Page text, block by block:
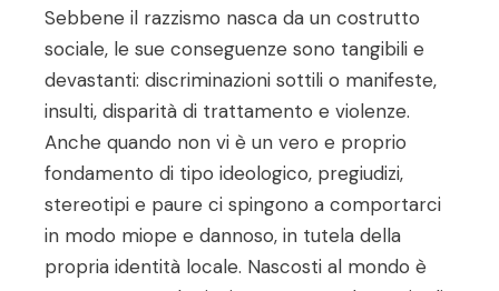
Sebbene il razzismo nasca da un costrutto
sociale, le sue conseguenze sono tangibili e
devastanti: discriminazioni sottili o manifeste,
insulti, disparità di trattamento e violenze.
Anche quando non vi è un vero e proprio
fondamento di tipo ideologico, pregiudizi,
stereotipi e paure ci spingono a comportarci
in modo miope e dannoso, in tutela della
propria identità locale. Nascosti al mondo è